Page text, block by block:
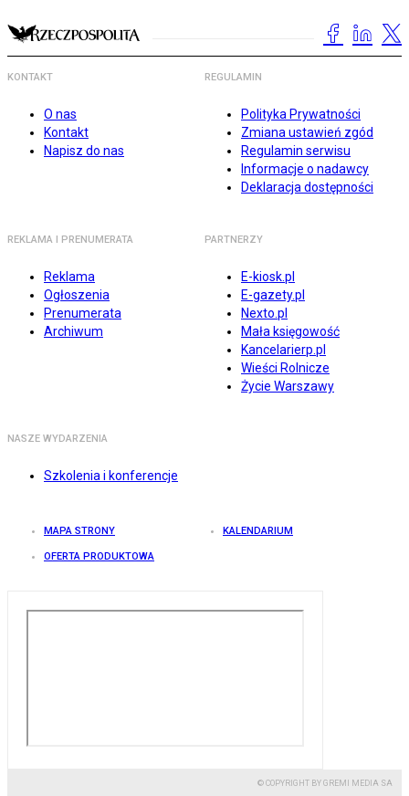
KONTAKT
O nas
Kontakt
Napisz do nas
REGULAMIN
Polityka Prywatności
Zmiana ustawień zgód
Regulamin serwisu
Informacje o nadawcy
Deklaracja dostępności
REKLAMA I PRENUMERATA
Reklama
Ogłoszenia
Prenumerata
Archiwum
PARTNERZY
E-kiosk.pl
E-gazety.pl
Nexto.pl
Mała księgowość
Kancelarierp.pl
Wieści Rolnicze
Życie Warszawy
NASZE WYDARZENIA
Szkolenia i konferencje
MAPA STRONY KALENDARIUM
OFERTA PRODUKTOWA
© COPYRIGHT BY GREMI MEDIA SA